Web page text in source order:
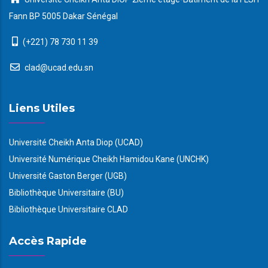
Fann BP 5005 Dakar Sénégal
(+221) 78 730 11 39
clad@ucad.edu.sn
Liens Utiles
Université Cheikh Anta Diop (UCAD)
Université Numérique Cheikh Hamidou Kane (UNCHK)
Université Gaston Berger (UGB)
Bibliothèque Universitaire (BU)
Bibliothèque Universitaire CLAD
Accès Rapide